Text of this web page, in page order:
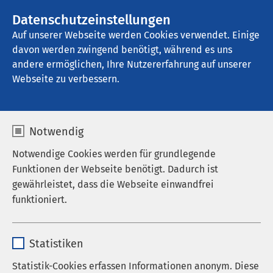
Datenschutzeinstellungen
Auf unserer Webseite werden Cookies verwendet. Einige
davon werden zwingend benötigt, während es uns
andere ermöglichen, Ihre Nutzererfahrung auf unserer
Webseite zu verbessern.
Notwendig
Notwendige Cookies werden für grundlegende
Funktionen der Webseite benötigt. Dadurch ist
gewährleistet, dass die Webseite einwandfrei
funktioniert.
Anbieter sgalinski
Statistiken
Statistik-Cookies erfassen Informationen anonym. Diese
AMEOS Klinikum Ueckermünde
Institutsambulanz der
Kinder- und
Jugendpsychiatrie
Jugendpsychiatrie, Psychosomatik und
Psychotherapie hat die Möglichkeit, in Form einer